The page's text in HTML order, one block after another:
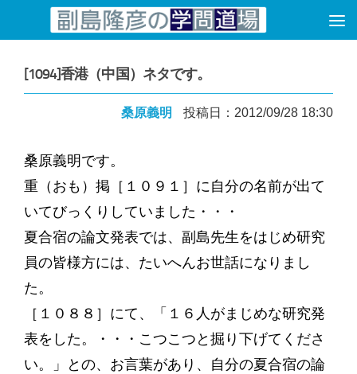
コンテンツへスキップ
[1094]香港（中国）ネタです。
桑原義明 投稿日：2012/09/28 18:30
桑原義明です。
重（おも）掲［１０９１］に自分の名前が出て
いてびっくりしていました・・・
夏合宿の論文発表では、副島先生をはじめ研究
員の皆様方には、たいへんお世話になりまし
た。
［１０８８］にて、「１６人がまじめな研究発
表をした。・・・こつこつと掘り下げてくださ
い。」との、お言葉があり、自分の夏合宿の論